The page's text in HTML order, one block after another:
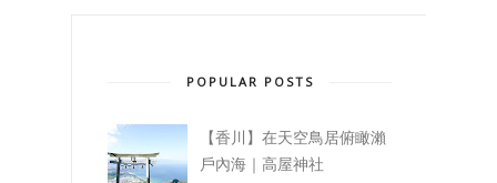
POPULAR POSTS
【香川】在天空鳥居俯瞰瀨
戶內海｜高屋神社